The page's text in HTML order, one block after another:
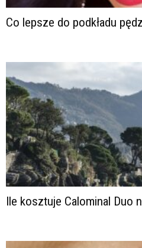
Co lepsze do podkładu
Ile kosztuje Calominal Duo